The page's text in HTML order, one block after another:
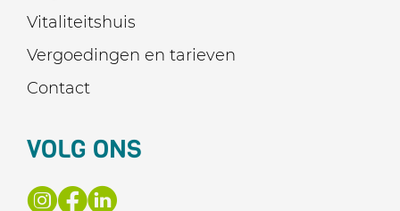
Vitaliteitshuis
Vergoedingen en tarieven
Contact
VOLG ONS